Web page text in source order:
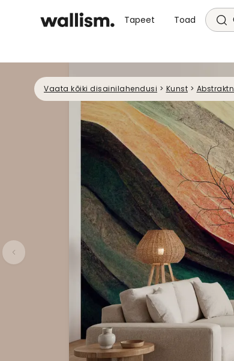
Tapeet Toad
Vaata kõiki disainilahendusi > Kunst >